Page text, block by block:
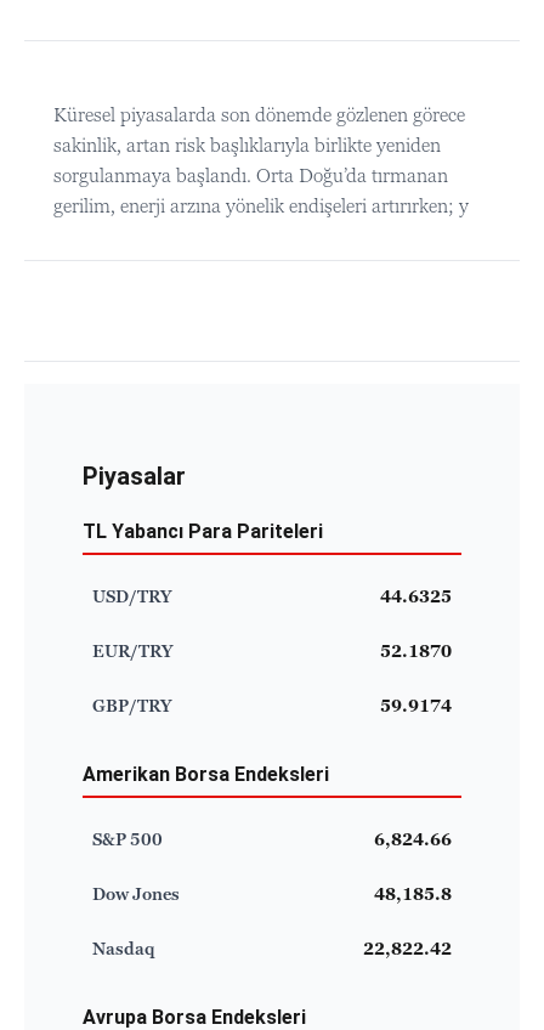
Küresel piyasalarda son dönemde gözlenen görece
sakinlik, artan risk başlıklarıyla birlikte yeniden
sorgulanmaya başlandı. Orta Doğu’da tırmanan
gerilim, enerji arzına yönelik endişeleri artırırken; y
Piyasalar
TL Yabancı Para Pariteleri
USD/TRY 44.6325
EUR/TRY 52.1870
GBP/TRY 59.9174
Amerikan Borsa Endeksleri
S&P 500 6,824.66
Dow Jones 48,185.8
Nasdaq 22,822.42
Avrupa Borsa Endeksleri